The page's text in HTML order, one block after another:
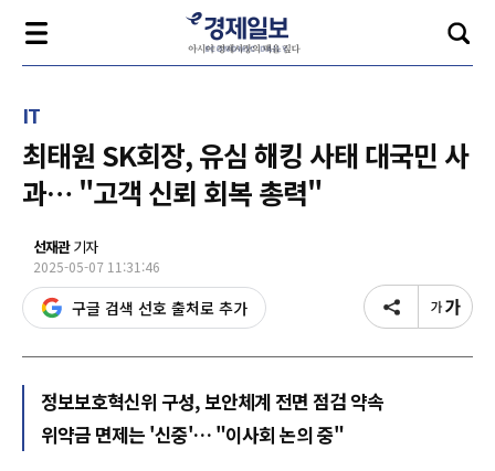
IT
최태원 SK회장, 유심 해킹 사태 대국민 사
과… "고객 신뢰 회복 총력"
선재관기자
2025-05-07 11:31:46
구글 검색 선호 출처로 추가
정보보호혁신위 구성, 보안체계 전면 점검 약속
위약금 면제는 '신중'… "이사회 논의 중"